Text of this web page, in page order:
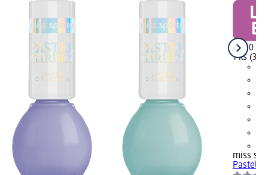
37,50 Kč
1 ks
miss
Pastel